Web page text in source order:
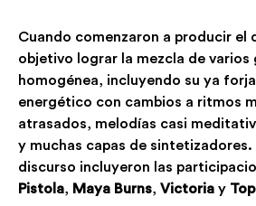
Cuando comenzaron a producir el
objetivo lograr la mezcla de varios
homogénea, incluyendo su ya
energético con cambios a ritmos
atrasados, melodías casi
y muchas capas de sintetizadores.
discurso incluyeron las
Pistola, Maya Burns, Victoria y